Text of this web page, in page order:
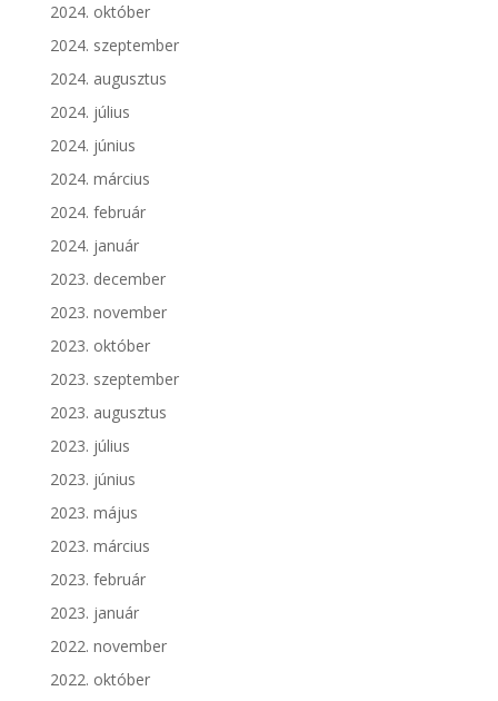
2024. október
2024. szeptember
2024. augusztus
2024. július
2024. június
2024. március
2024. február
2024. január
2023. december
2023. november
2023. október
2023. szeptember
2023. augusztus
2023. július
2023. június
2023. május
2023. március
2023. február
2023. január
2022. november
2022. október